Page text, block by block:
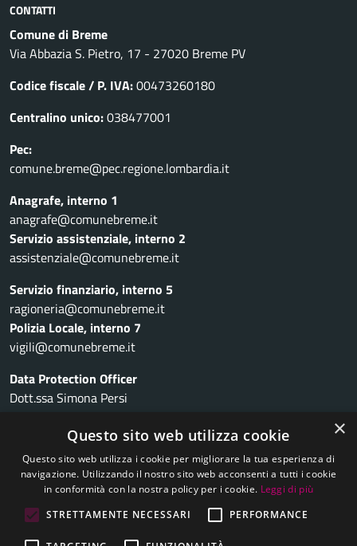
CONTATTI
Comune di Breme
Via Abbazia S. Pietro, 17 - 27020 Breme PV
Codice fiscale / P. IVA:00473260180
Centralino unico:038477001
Pec:
comune.breme@pec.regione.lombardia.it
Anagrafe, interno 1
anagrafe@comunebreme.it
Servizio assistenziale, interno 2
assistenziale@comunebreme.it
Servizio finanziario, interno 5
ragioneria@comunebreme.it
Polizia Locale, interno 7
vigili@comunebreme.it
Data Protection Officer
Dott.ssa Simona Persi
Suap, 03 8467 5203
suap.robbio@pec.it
Amministrazione trasparente
Trasparenza Rifiuti
×
Questo sito web utilizza cookie
Questo sito web utilizza i cookie per migliorare la tua esperienza di
navigazione. Utilizzando il nostro sito web acconsenti a tutti i cookie
in conformità con la nostra policy per i cookie. Leggi di più
STRETTAMENTE NECESSARI
PERFORMANCE